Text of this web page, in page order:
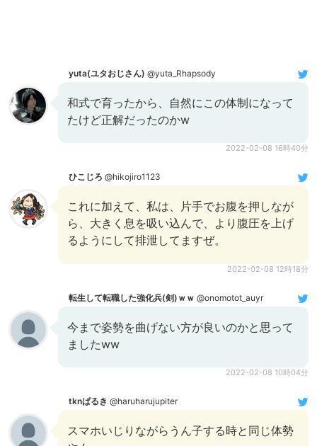
yuta(ユタおじさん) @yuta_Rhapsody
和式で育ったから、自然にこの体制になって
たけど正解だったのかw
2022-02-08 16時40分
ひこじろ @hikojiro1123
これに加えて、私は、片手でお腹を押しなが
ら、大きく息を吸い込んで、より腹圧を上げ
るようにして排泄してますぜ。
2022-02-08 12時18分
転生して転職した強化兵(剣)ｗｗ @onomotot_auyr
今まで姿勢を曲げない方が良いのかと思って
ましたww
2022-02-08 10時04分
tknぱるき @haruharujupiter
スマホいじりながらうん子する時と同じ体勢